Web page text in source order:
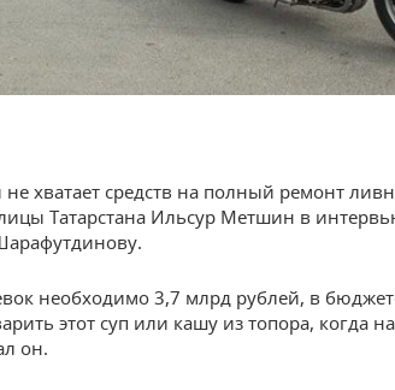
хватает средств на полный ремонт
Татарстана Ильсур Метшин в
необходимо 3,7 млрд рублей, в
этот суп или кашу из топора, когда
он.